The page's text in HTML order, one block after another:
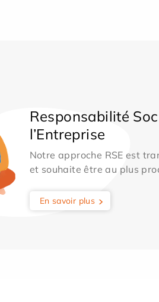
Responsabilité
l’Entreprise
Notre approche RSE est
et souhaite être au plus
En savoir plus